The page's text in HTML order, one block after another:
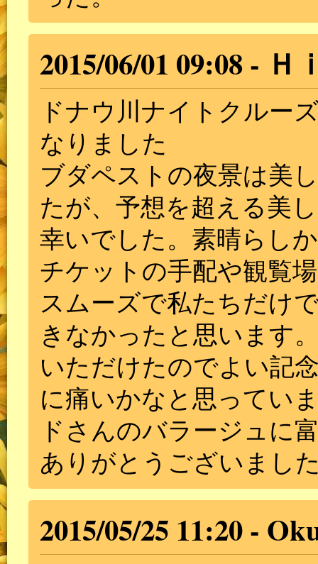
2015/06/01 09:08 Ｈ
ドナウ川ナイトクルー
なりました
ブダペストの夜景は美
たが、予想を超える美
幸いでした。素晴らし
チケットの手配や観覧
スムーズで私たちだけ
きなかったと思います
いただけたのでよい記
に痛いかなと思ってい
ドさんのバラージュに
ありがとうございまし
2015/05/25 11:20